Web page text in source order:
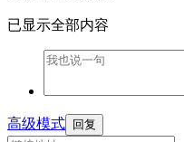
已显示全部内容
高级模式 回复